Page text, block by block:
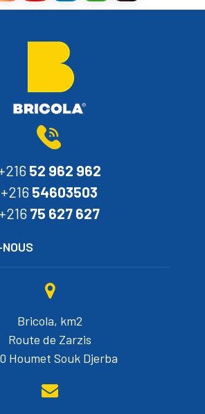
52 962 962
+216 54603503
+216 75 627 627
Bricola, km2
Route de Zarzis
Houmet Souk Djerba